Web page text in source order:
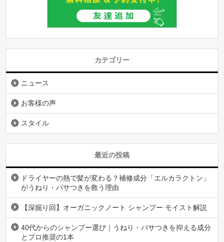
カテゴリー
ニュース
お客様の声
スタイル
最近の投稿
ドライヤーの熱で髪が変わる？補修成分「エルカラクトン」
がうねり・パサつきを救う理由
【深掘り回】オーガニックノート シャンプー モイスト解説
40代からのシャンプー選び｜うねり・パサつきを抑える成分
とプロ推奨の1本